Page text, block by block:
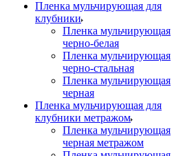
Пленка мульчирующая для
клубники
Пленка мульчирующая
черно-белая
Пленка мульчирующая
черно-стальная
Пленка мульчирующая
черная
Пленка мульчирующая для
клубники метражом
Пленка мульчирующая
черная метражом